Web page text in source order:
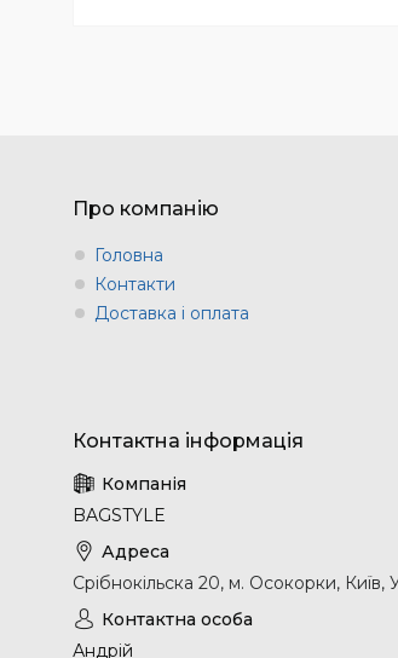
Про компанію
Головна
Контакти
Доставка і оплата
BAGSTYLE
Срібнокільска 20, м. Осокорки, Київ,
Андрій